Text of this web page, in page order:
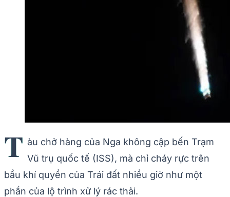
T àu chở hàng của Nga không cập bến Trạm
Vũ trụ quốc tế (ISS), mà chỉ cháy rực trên
bầu khí quyển của Trái đất nhiều giờ như một
phần của lộ trình xử lý rác thải.